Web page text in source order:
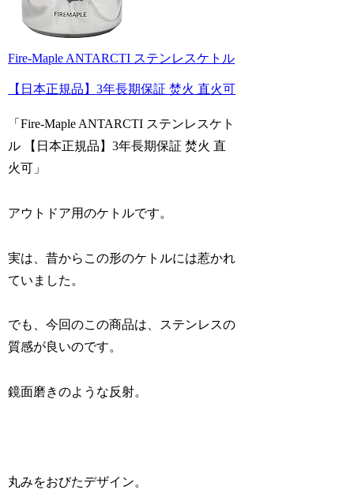
Fire-Maple ANTARCTI ステンレスケトル
【日本正規品】3年長期保証 焚火 直火可
「Fire-Maple ANTARCTI ステンレスケト
ル 【日本正規品】3年長期保証 焚火 直
火可」
アウトドア用のケトルです。
実は、昔からこの形のケトルには惹かれ
ていました。
でも、今回のこの商品は、ステンレスの
質感が良いのです。
鏡面磨きのような反射。
丸みをおびたデザイン。